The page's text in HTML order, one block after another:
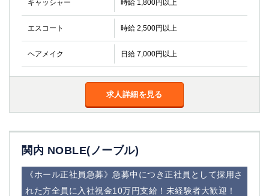
キャッシャー 時給 1,800円以上
エスコート 時給 2,500円以上
ヘアメイク 日給 7,000円以上
求人詳細を見る
関内 NOBLE(ノーブル)
《ホール正社員急募》急募中につき正社員として採用さ
れた方全員に入社祝金10万円支給！未経験者大歓迎！